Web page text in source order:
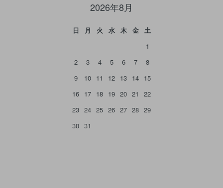
2026年8月
日 月 火 水 木 金
土
1
2
3 4 5 6 7
8
9
10 11 12 13 14 15
16 17 18 19 20 21
22
23 24 25 26 27 28 29
30 31